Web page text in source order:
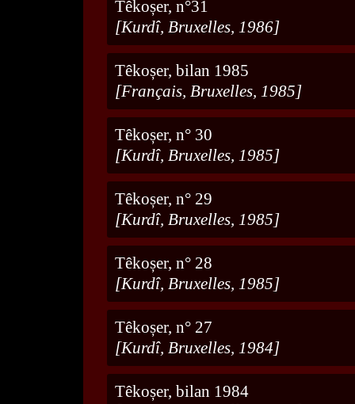
Têkoșer, n°31
[Kurdî, Bruxelles, 1986]
Têkoșer, bilan 1985
[Français, Bruxelles, 1985]
Têkoșer, n° 30
[Kurdî, Bruxelles, 1985]
Têkoșer, n° 29
[Kurdî, Bruxelles, 1985]
Têkoșer, n° 28
[Kurdî, Bruxelles, 1985]
Têkoșer, n° 27
[Kurdî, Bruxelles, 1984]
Têkoșer, bilan 1984